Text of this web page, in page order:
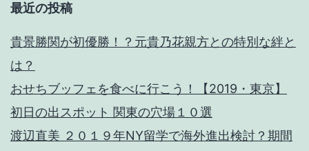
最近の投稿
貴景勝関が初優勝！？元貴乃花親方との特別な絆と
は？
おせちブッフェを食べに行こう！【2019・東京】
初日の出スポット 関東の穴場１０選
渡辺直美 ２０１９年NY留学で海外進出検討？期間